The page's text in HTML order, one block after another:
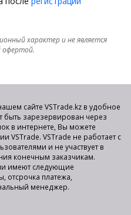
характер и не является
офертой.
сайте VSTrade.kz в удобное
зарезервирован через
в интернете, Вы можете
VSTrade. VSTrade не работает с
и не участвует в
конечным заказчикам.
имеют следующие
отсрочка платежа,
менеджер.